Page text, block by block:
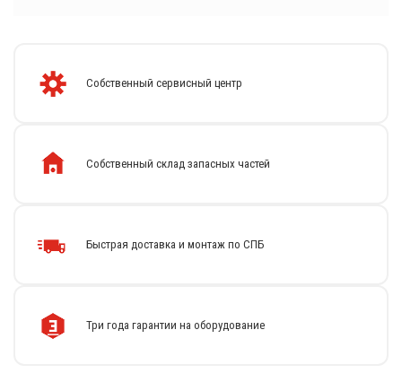
Собственный сервисный центр
Собственный склад запасных частей
Быстрая доставка и монтаж по СПБ
Три года гарантии на оборудование
Центрифуги для отжима белья